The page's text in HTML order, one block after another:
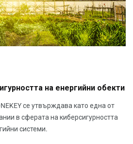
на енергийни обекти
се утвърждава като една от
в сферата на киберсигурността
системи.